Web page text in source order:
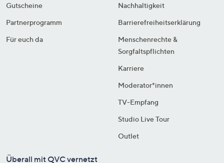
Gutscheine
Partnerprogramm
Für euch da
Nachhaltigkeit
Barrierefreiheitserklärung
Menschenrechte &
Sorgfaltspflichten
Karriere
Moderator*innen
TV-Empfang
Studio Live Tour
Outlet
Überall mit QVC vernetzt